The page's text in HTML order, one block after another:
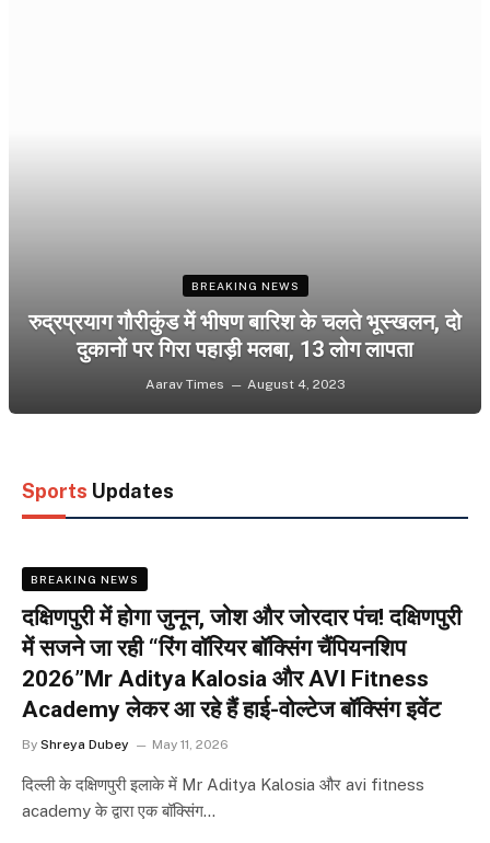
BREAKING NEWS
रुद्रप्रयाग गौरीकुंड में भीषण बारिश के चलते भूस्खलन, दो
दुकानों पर गिरा पहाड़ी मलबा, 13 लोग लापता
Aarav Times August 4, 2023
Sports Updates
BREAKING NEWS
दक्षिणपुरी में होगा जुनून, जोश और जोरदार पंच! दक्षिणपुरी
में सजने जा रही “रिंग वॉरियर बॉक्सिंग चैंपियनशिप
2026”Mr Aditya Kalosia और AVI Fitness
Academy लेकर आ रहे हैं हाई-वोल्टेज बॉक्सिंग इवेंट
By Shreya Dubey May 11, 2026
दिल्ली के दक्षिणपुरी इलाके में Mr Aditya Kalosia और avi fitness
academy के द्वारा एक बॉक्सिंग…